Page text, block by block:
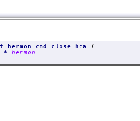
(
*hermon